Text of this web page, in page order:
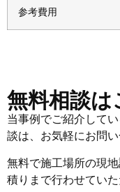
参考費用
無料相談は
当事例でご紹介して
談は、お気軽にお問い
無料で施工場所の現
積りまで行わせていた